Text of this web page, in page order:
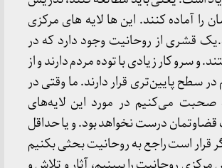
را آماده کنند. این ها لایه های مرکزی
قشری از روحانیت وجود دارد که در
و سرو کار زیادی با توده مردم دارند و از
سطح پایین‌تری قرار دارند. ما وقتی در
صحبت می‌کنیم در مورد این لایه‌های
قضاوتمان درست نخواهد بود. و یا حداقل
قرار است راجع به روحانیت بحثی بکنیم